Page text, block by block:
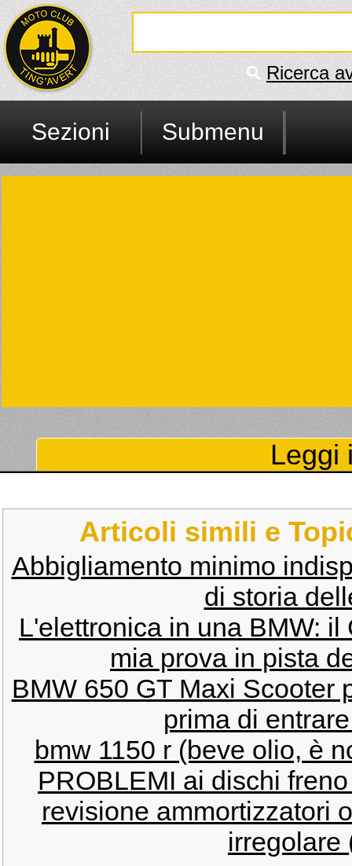
Ricerca
Sezioni Submenu
Leggi
Articoli simili e
Abbigliamento minimo
di storia
L'elettronica in una BMW:
mia prova in pista
BMW 650 GT Maxi Scooter
prima di
bmw 1150 r (beve olio, è
PROBLEMI ai dischi
revisione ammortizzatori
irregolare